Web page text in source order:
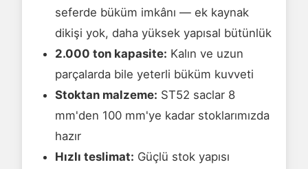
seferde büküm imkânı — ek kaynak
dikişi yok, daha yüksek yapısal bütünlük
2.000 ton kapasite: Kalın ve uzun
parçalarda bile yeterli büküm kuvveti
Stoktan malzeme: ST52 saclar 8
mm'den 100 mm'ye kadar stoklarımızda
hazır
Hızlı teslimat: Güçlü stok yapısı